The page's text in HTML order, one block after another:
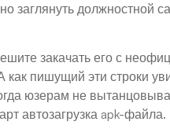
должностной
закачать его с
пишущий эти строки
юзерам не
автозагрузка apk-